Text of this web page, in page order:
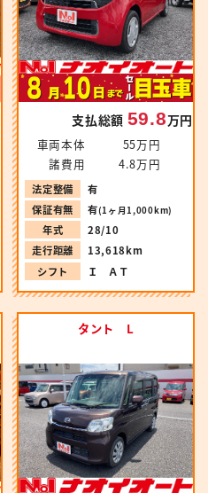
支払総額 59.8万円
車両本体
55万円
諸費用
4.8万円
法定整備
有
保証有無
有(1ヶ月1,000km)
年式
28/10
走行距離
13,618km
シフト
Ｉ ＡＴ
タント L